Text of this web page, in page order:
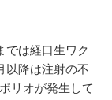
では経口生ワク
以降は注射の不
リオが発生して